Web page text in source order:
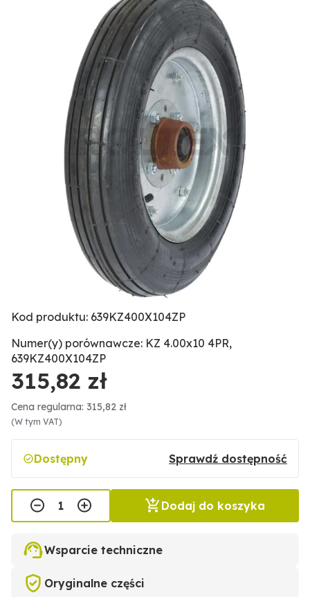
Kod produktu: 639KZ400X104ZP
Numer(y) porównawcze: KZ 4.00x10 4PR,
639KZ400X104ZP
315,82 zł
Cena regularna: 315,82 zł
(W tym VAT)
Dostępny Sprawdź dostępność
Dodaj do koszyka
Wsparcie techniczne
Oryginalne części